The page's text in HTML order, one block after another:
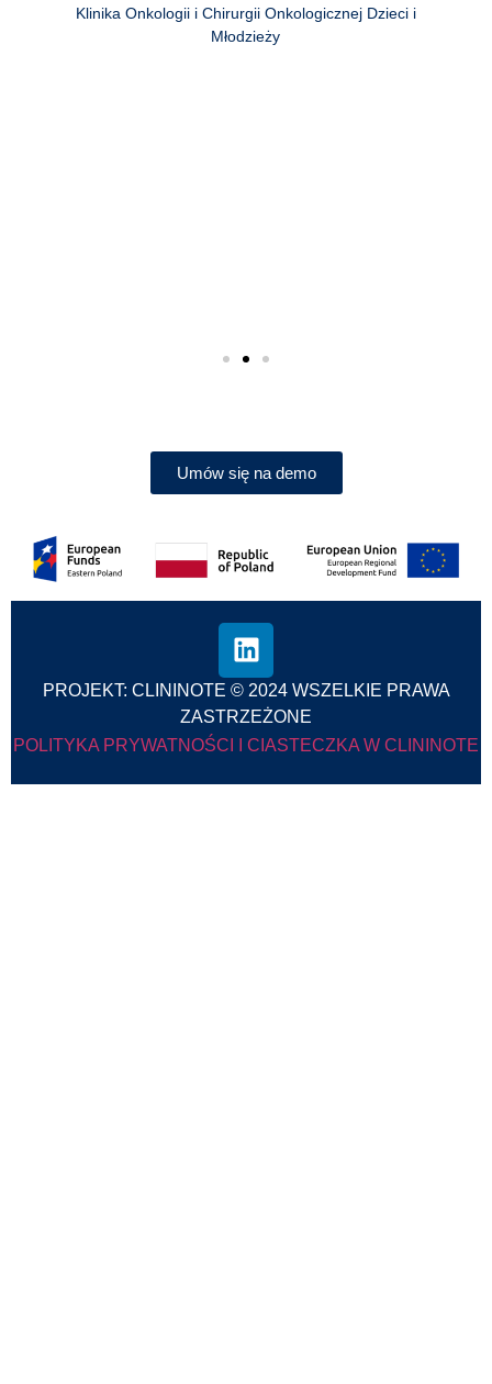
Klinika Onkologii i Chirurgii Onkologicznej Dzieci i
Młodzieży
Umów się na demo
PROJEKT: CLININOTE © 2024 WSZELKIE PRAWA
ZASTRZEŻONE
POLITYKA PRYWATNOŚCI I CIASTECZKA W CLININOTE